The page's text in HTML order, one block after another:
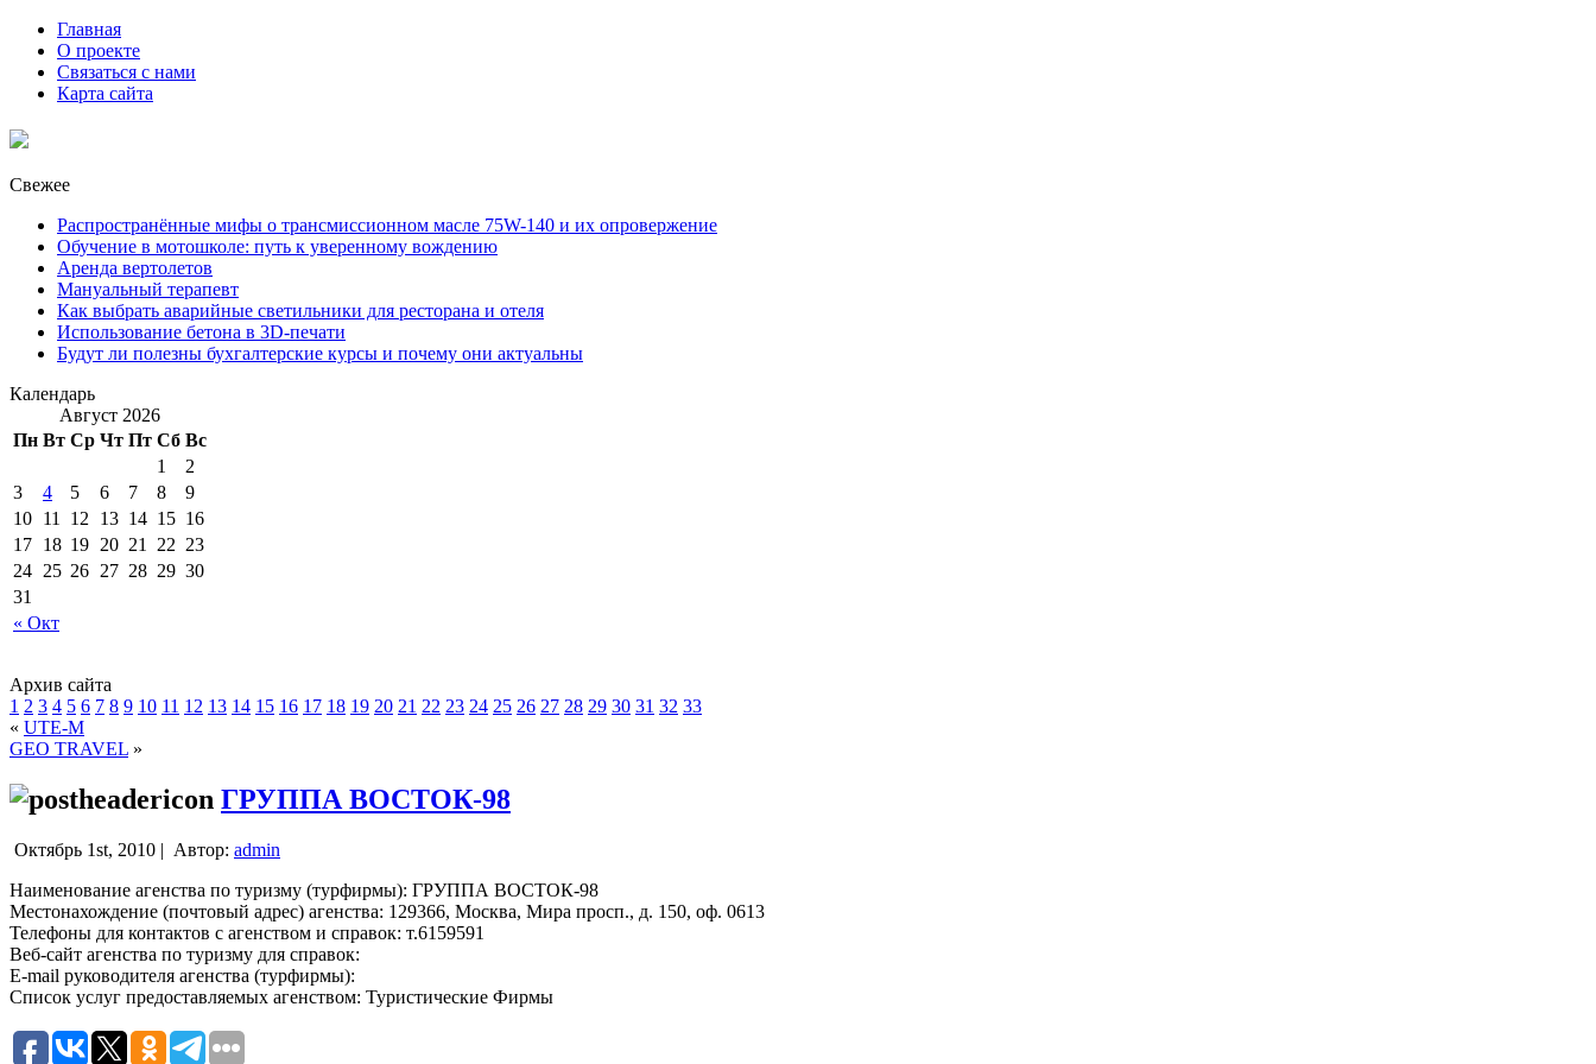
Главная
О проекте
Связаться с нами
Карта сайта
Свежее
Распространённые мифы о трансмиссионном масле 75W-140 и их опровержение
Обучение в мотошколе: путь к уверенному вождению
Аренда вертолетов
Мануальный терапевт
Как выбрать аварийные светильники для ресторана и отеля
Использование бетона в 3D-печати
Будут ли полезны бухгалтерские курсы и почему они актуальны
Календарь
Август 2026
Пн Вт Ср Чт Пт Сб Вс
« Окт
1
2
3
4 5 6 7 8
9
10 11 12 13 14 15 16
17 18 19 20 21 22 23
24 25 26 27 28 29 30
31
Архив сайта
1 2 3 4 5 6 7 8 9 10 11 12 13 14 15 16 17 18 19 20 21 22 23 24 25 26 27 28 29 30 31 32 33
« UTE-M
GEO TRAVEL »
ГРУППА ВОСТОК-98
Октябрь 1st, 2010 | Автор: admin
Наименование агенства по туризму (турфирмы): ГРУППА ВОСТОК-98
Местонахождение (почтовый адрес) агенства: 129366, Москва, Мира просп., д. 150, оф. 0613
Телефоны для контактов с агенством и справок: т.6159591
Веб-сайт агенства по туризму для справок:
E-mail руководителя агенства (турфирмы):
Список услуг предоставляемых агенством: Туристические Фирмы